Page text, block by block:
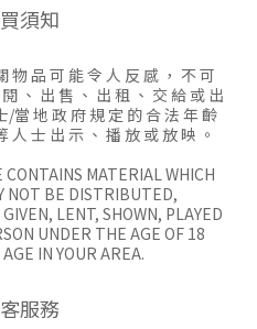
須知
物 品 可 能 令 人 反 感 ， 不 可
、 出 售 、 出 租 、 交 給 或 出
/當 地 政 府 規 定 的 合 法 年 齡
人 士 出 示 、 播 放 或 放 映 。
CONTAINS MATERIAL WHICH
NOT BE DISTRIBUTED,
LENT, SHOWN, PLAYED
UNDER THE AGE OF 18
IN YOUR AREA.
服務